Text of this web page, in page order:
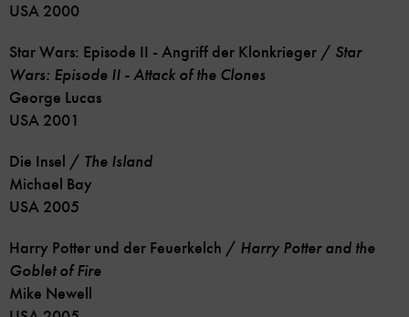
USA 2000
Star Wars: Episode II - Angriff der Klonkrieger / Star
Wars: Episode II - Attack of the Clones
George Lucas
USA 2001
Die Insel / The Island
Michael Bay
USA 2005
Harry Potter und der Feuerkelch / Harry Potter and the
Goblet of Fire
Mike Newell